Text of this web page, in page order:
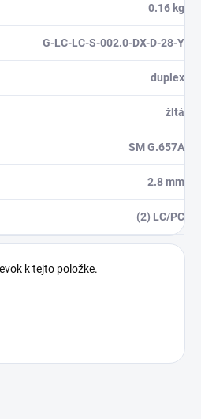
0.16 kg
G-LC-LC-S-002.0-DX-D-28-Y
duplex
žltá
SM G.657A
2.8 mm
(2) LC/PC
k tejto položke.